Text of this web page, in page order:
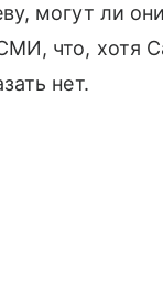
могут ли
что, хотя
нет.